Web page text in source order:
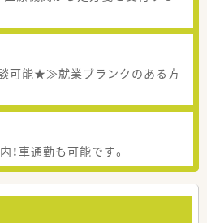
可能★≫就業ブランクのある方
車通勤も可能です。